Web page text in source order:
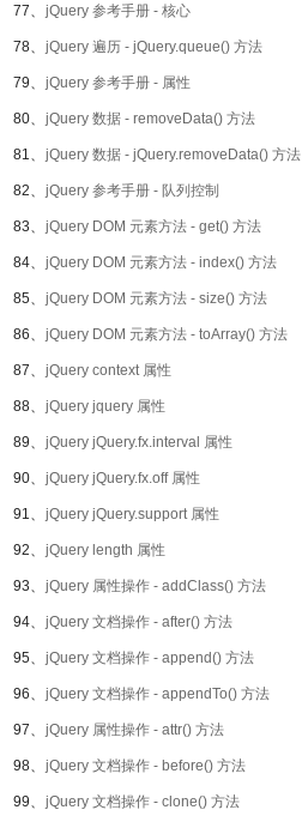
77、 jQuery 参考手册 - 核心
78、 jQuery 遍历 - jQuery.queue() 方法
79、 jQuery 参考手册 - 属性
80、 jQuery 数据 - removeData() 方法
81、 jQuery 数据 - jQuery.removeData() 方法
82、 jQuery 参考手册 - 队列控制
83、 jQuery DOM 元素方法 - get() 方法
84、 jQuery DOM 元素方法 - index() 方法
85、 jQuery DOM 元素方法 - size() 方法
86、 jQuery DOM 元素方法 - toArray() 方法
87、 jQuery context 属性
88、 jQuery jquery 属性
89、 jQuery jQuery.fx.interval 属性
90、 jQuery jQuery.fx.off 属性
91、 jQuery jQuery.support 属性
92、 jQuery length 属性
93、 jQuery 属性操作 - addClass() 方法
94、 jQuery 文档操作 - after() 方法
95、 jQuery 文档操作 - append() 方法
96、 jQuery 文档操作 - appendTo() 方法
97、 jQuery 属性操作 - attr() 方法
98、 jQuery 文档操作 - before() 方法
99、 jQuery 文档操作 - clone() 方法